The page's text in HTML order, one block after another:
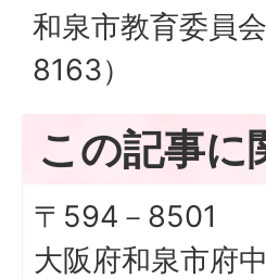
和泉市教育委員
8163）
この記事に
〒594－8501
大阪府和泉市府